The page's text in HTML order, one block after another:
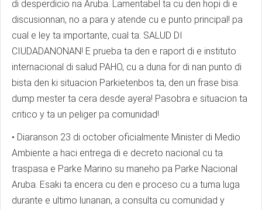
di desperdicio na Aruba. Lamentabel ta cu den hopi di e
discusionnan, no a para y atende cu e punto principal! pa
cual e ley ta importante, cual ta: SALUD DI
CIUDADANONAN! E prueba ta den e raport di e instituto
internacional di salud PAHO, cu a duna for di nan punto di
bista den ki situacion Parkietenbos ta, den un frase bisa:
dump mester ta cera desde ayera! Pasobra e situacion ta
critico y ta un peliger pa comunidad!
• Diaranson 23 di october oficialmente Minister di Medio
Ambiente a haci entrega di e decreto nacional cu ta
traspasa e Parke Marino su maneho pa Parke Nacional
Aruba. Esaki ta encera cu den e proceso cu a tuma luga
durante e ultimo lunanan, a consulta cu comunidad y